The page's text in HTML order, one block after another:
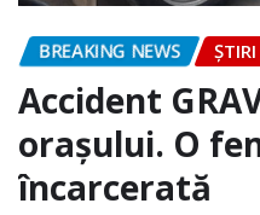
BREAKING NEWS
Accident
orașului. O
încarcerată